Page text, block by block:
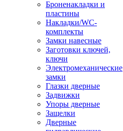
Броненакладки и
пластины
Накладки/WC-
комплекты
Замки навесные
Заготовки ключей,
ключи
Электромеханические
замки
Глазки дверные
Задвижки
Упоры дверные
Защелки
Дверные